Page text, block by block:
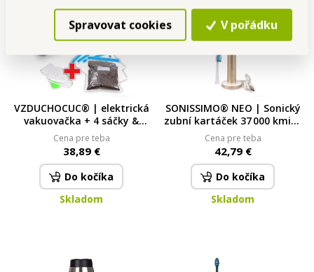
Spravovat cookies V pořádku
VZDUCHOCUC® | elektrická
vakuovačka + 4 sáčky &
špunt na víno ZDARMA |
SOUS-VIDE & opakované
použití
Cena pre teba
38,89 €
Do kočíka
Skladom
SONISSIMO® NEO | Sonický
zubní kartáček 37 000 kmitů
| 5 režimů & USB nabíjení
metalic gold
Cena pre teba
42,79 €
Do kočíka
Skladom